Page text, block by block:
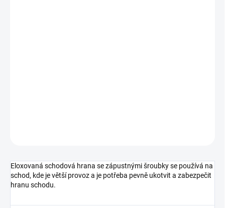
Eloxovaná schodová hrana se zápustnými šroubky se používá na
schod, kde je větší provoz a je potřeba pevně ukotvit a zabezpečit
hranu schodu.